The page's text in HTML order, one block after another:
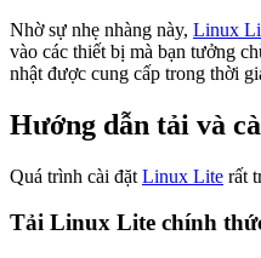
Nhờ sự nhẹ nhàng này, Linux
vào các thiết bị mà bạn tưởng
nhật được cung cấp trong thời
Hướng dẫn tải và
Quá trình cài đặt Linux Lite rất
Tải Linux Lite chính